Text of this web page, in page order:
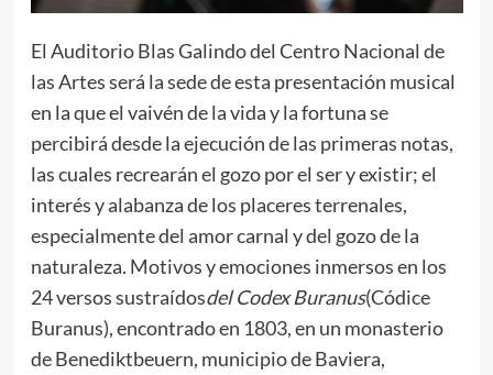
El Auditorio Blas Galindo del Centro Nacional de
las Artes será la sede de esta presentación musical
en la que el vaivén de la vida y la fortuna se
percibirá desde la ejecución de las primeras notas,
las cuales recrearán el gozo por el ser y existir; el
interés y alabanza de los placeres terrenales,
especialmente del amor carnal y del gozo de la
naturaleza. Motivos y emociones inmersos en los
24 versos sustraídosdel Codex Buranus(Códice
Buranus), encontrado en 1803, en un monasterio
de Benediktbeuern, municipio de Baviera,